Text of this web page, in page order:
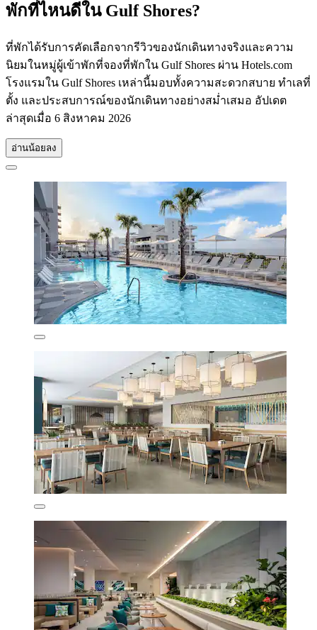
พักที่ไหนดีใน Gulf Shores?
ที่พักได้รับการคัดเลือกจากรีวิวของนักเดินทางจริงและความ
นิยมในหมู่ผู้เข้าพักที่จองที่พักใน Gulf Shores ผ่าน Hotels.com
โรงแรมใน Gulf Shores เหล่านี้มอบทั้งความสะดวกสบาย ทำเลที่
ตั้ง และประสบการณ์ของนักเดินทางอย่างสม่ำเสมอ อัปเดต
ล่าสุดเมื่อ 6 สิงหาคม 2026
อ่านน้อยลง